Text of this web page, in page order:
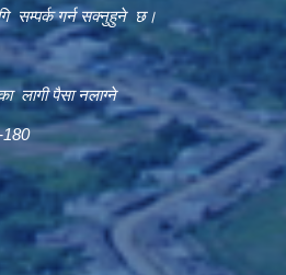
सम्पर्क गर्न सक्नुहुने छ।
लागी पैसा नलाग्ने
180